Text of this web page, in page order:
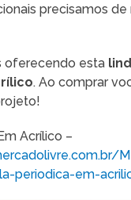
precisamos de
oferecendo esta
. Ao comprar
Acrílico –
periodica-em-